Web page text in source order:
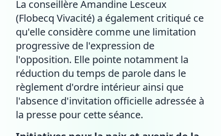
La conseillère Amandine Lesceux
(Flobecq Vivacité) a également critiqué ce
qu'elle considère comme une limitation
progressive de l'expression de
l'opposition. Elle pointe notamment la
réduction du temps de parole dans le
règlement d'ordre intérieur ainsi que
l'absence d'invitation officielle adressée à
la presse pour cette séance.